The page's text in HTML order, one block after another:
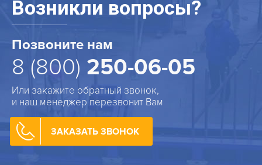
Возникли вопросы?
Позвоните нам
8 (800) 250-06-05
Или закажите обратный звонок,
и наш менеджер перезвонит Вам
ЗАКАЗАТЬ ЗВОНОК